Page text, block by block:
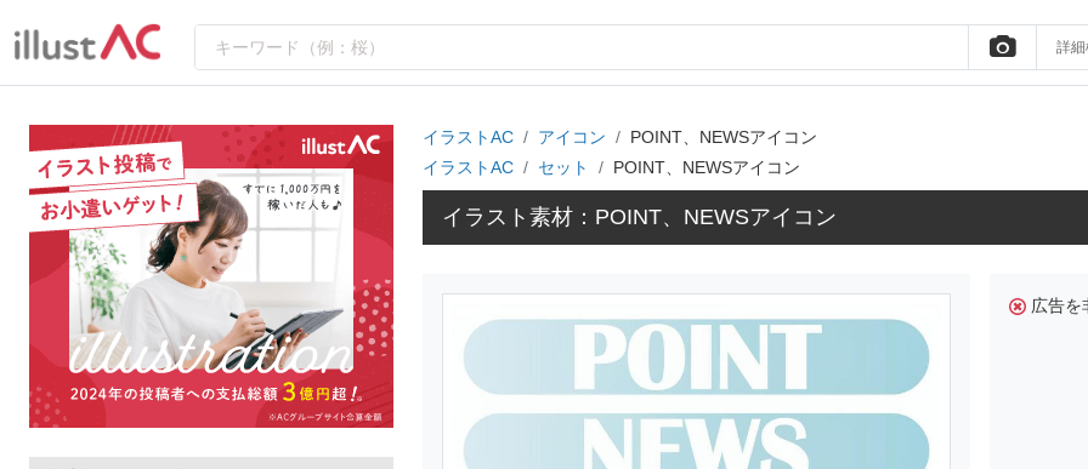
詳細
イラストAC アイコン
POINT、NEWSアイコン
イラストAC
セット POINT、NEWSアイコン
イラスト素材：POINT、NEWSアイコン
広告を